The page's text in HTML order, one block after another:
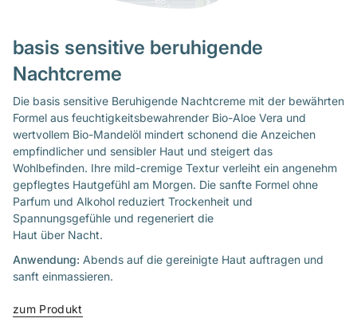
basis sensitive beruhigende
Nachtcreme
Die basis sensitive Beruhigende Nachtcreme mit der bewährten
Formel aus feuchtigkeitsbewahrender Bio-Aloe Vera und
wertvollem Bio-Mandelöl mindert schonend die Anzeichen
empfindlicher und sensibler Haut und steigert das
Wohlbefinden. Ihre mild-cremige Textur verleiht ein angenehm
gepflegtes Hautgefühl am Morgen. Die sanfte Formel ohne
Parfum und Alkohol reduziert Trockenheit und
Spannungsgefühle und regeneriert die
Haut über Nacht.
Anwendung: Abends auf die gereinigte Haut auftragen und
sanft einmassieren.
zum Produkt